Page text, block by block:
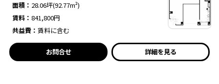
面積： 28.06坪(92.77m²)
賃料： 841,800円
共益費： 賃料に含む
お問合せ 詳細を見る